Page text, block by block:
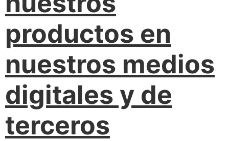
productos en
nuestros medios
digitales y de
terceros